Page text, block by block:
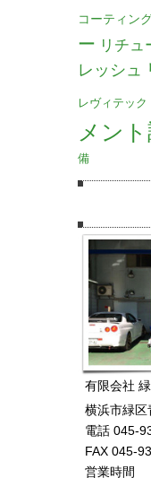
コーティン
ー リチュ
レッシュ
レヴィテック
メン
備
有限会社
横浜市緑
電話 045-
FAX 045-
営業時間